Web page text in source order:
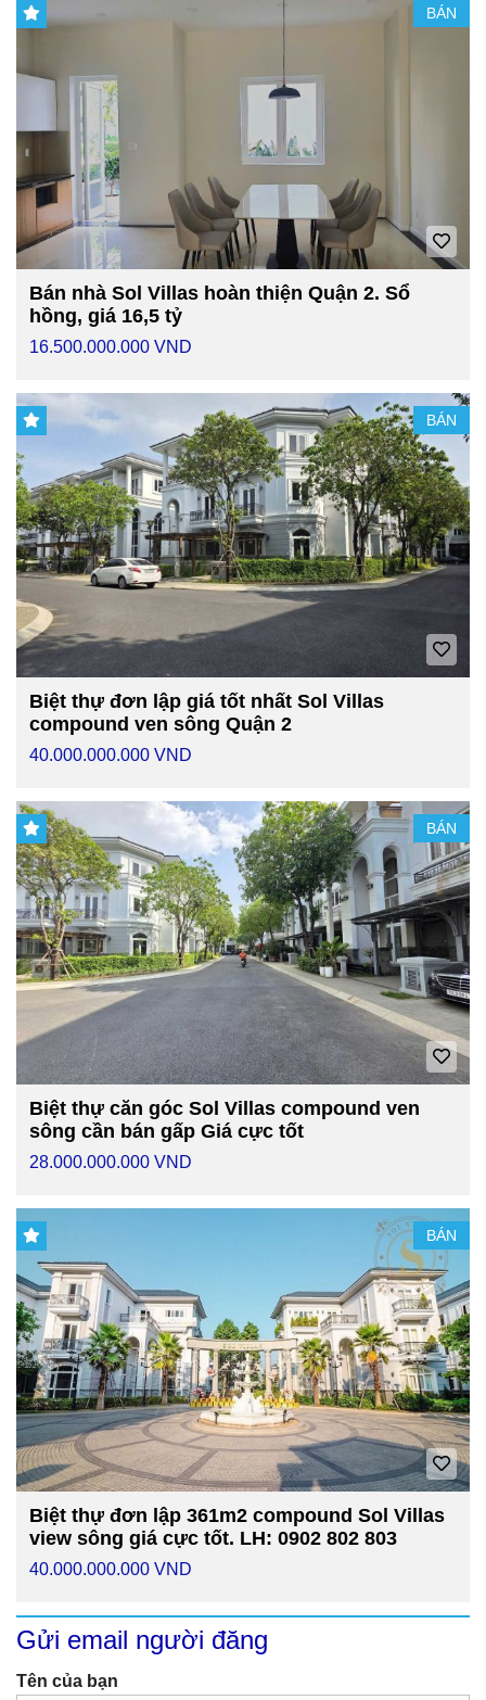
BÁN
Bán nhà Sol Villas hoàn thiện Quận 2. Sổ
hồng, giá 16,5 tỷ
16.500.000.000 VND
BÁN
Biệt thự đơn lập giá tốt nhất Sol Villas
compound ven sông Quận 2
40.000.000.000 VND
BÁN
Biệt thự căn góc Sol Villas compound ven
sông cần bán gấp Giá cực tốt
28.000.000.000 VND
BÁN
Biệt thự đơn lập 361m2 compound Sol Villas
view sông giá cực tốt. LH: 0902 802 803
40.000.000.000 VND
Gửi email người đăng
Tên của bạn